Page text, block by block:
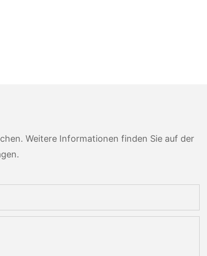
Weitere Informationen finden Sie auf der